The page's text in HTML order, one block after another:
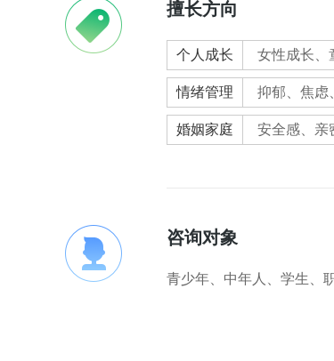
擅长方向
个人成长 女性成长、
情绪管理 抑郁、焦虑
婚姻家庭 安全感、亲
咨询对象
青少年、中年人、学生、